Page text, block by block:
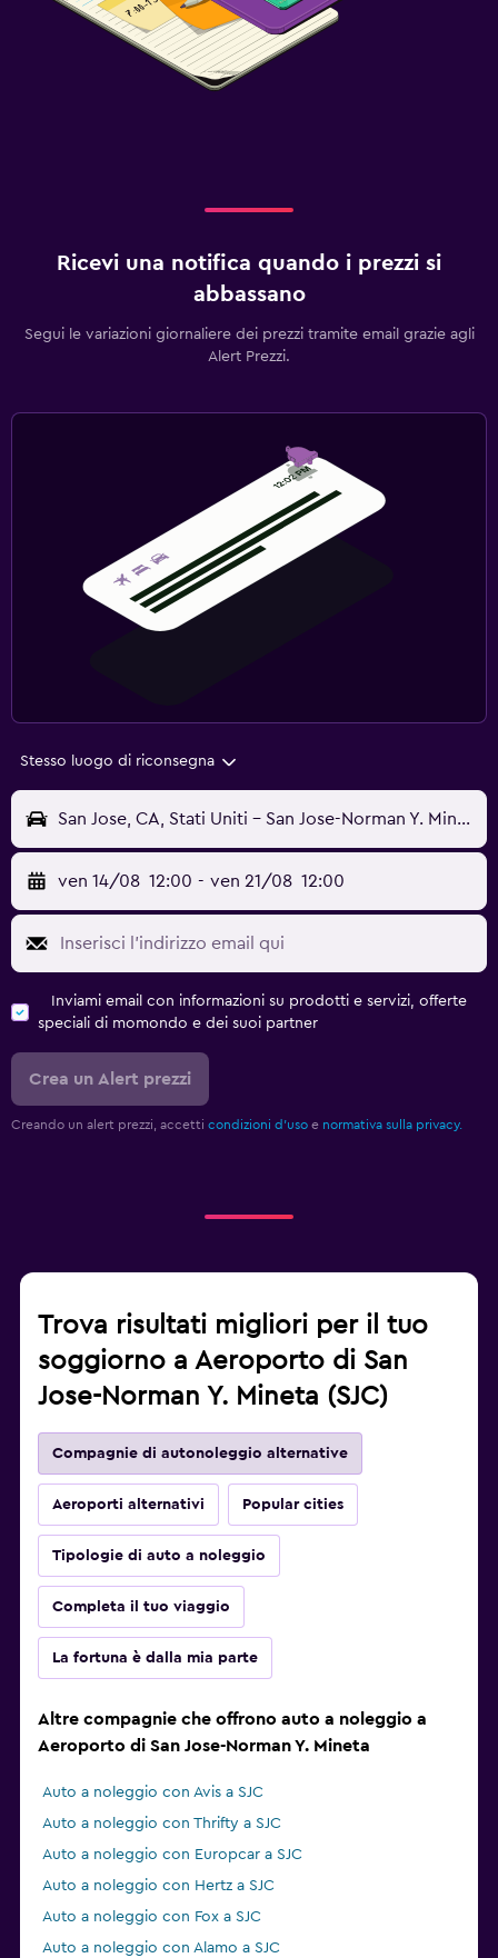
Ricevi una notifica quando i prezzi si
abbassano
Segui le variazioni giornaliere dei prezzi tramite email grazie agli
Alert Prezzi.
Stesso luogo di riconsegna
San Jose, CA, Stati Uniti - San Jose-Norman Y. Mineta (SJC)
ven 14/08 12:00 - ven 21/08 12:00
Inviami email con informazioni su prodotti e servizi, offerte
speciali di momondo e dei suoi partner
Crea un Alert prezzi
Creando un alert prezzi, accetti condizioni d'uso e normativa sulla privacy.
Trova risultati migliori per il tuo
soggiorno a Aeroporto di San
Jose-Norman Y. Mineta (SJC)
Compagnie di autonoleggio alternative
Aeroporti alternativi Popular cities
Tipologie di auto a noleggio
Completa il tuo viaggio
La fortuna è dalla mia parte
Altre compagnie che offrono auto a noleggio a
Aeroporto di San Jose-Norman Y. Mineta
Auto a noleggio con Avis a SJC
Auto a noleggio con Thrifty a SJC
Auto a noleggio con Europcar a SJC
Auto a noleggio con Hertz a SJC
Auto a noleggio con Fox a SJC
Auto a noleggio con Alamo a SJC